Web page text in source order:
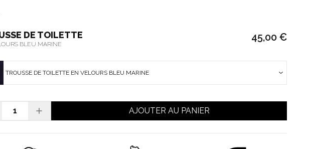
DE TOILETTE
BLEU MARINE
45,00 €
TROUSSE DE TOILETTE EN VELOURS BLEU MARINE
AJOUTER AU PANIER